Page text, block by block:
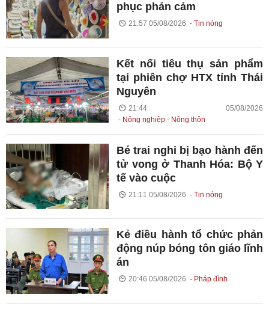
phục phản cảm
21:57 05/08/2026 Tin nóng
Kết nối tiêu thụ sản phẩm
tại phiên chợ HTX tỉnh Thái
Nguyên
21:44 05/08/2026
Nông nghiệp - Nông thôn
Bé trai nghi bị bạo hành đến
tử vong ở Thanh Hóa: Bộ Y
tế vào cuộc
21:11 05/08/2026 Tin nóng
Kẻ điều hành tổ chức phản
động núp bóng tôn giáo lĩnh
án
20:46 05/08/2026 Pháp đình